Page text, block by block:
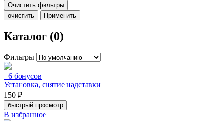
Очистить фильтры
очистить
Применить
Каталог (0)
Фильтры
+6 бонусов
Установка, снятие надставки
150 ₽
быстрый просмотр
В избранное